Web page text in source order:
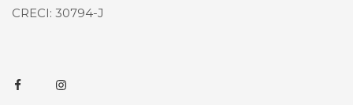
CRECI: 30794-J
FacebookInstagram